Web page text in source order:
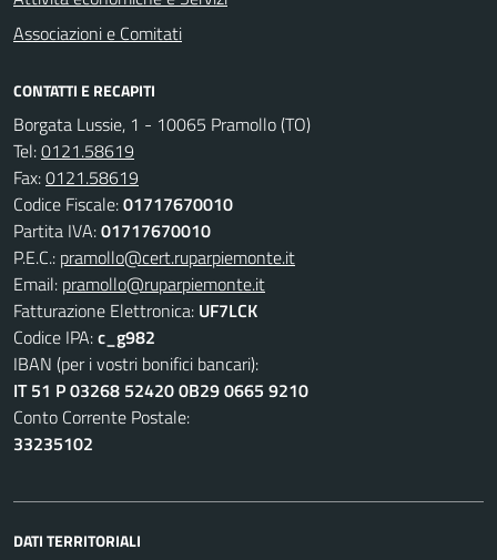
Associazioni e Comitati
CONTATTI E RECAPITI
Borgata Lussie, 1 - 10065 Pramollo (TO)
Tel:0121.58619
Fax:0121.58619
Codice Fiscale:01717670010
Partita IVA:01717670010
P.E.C.: pramollo@cert.ruparpiemonte.it
Email: pramollo@ruparpiemonte.it
Fatturazione Elettronica: UF7LCK
Codice IPA:c_g982
IBAN (per i vostri bonifici bancari):
IT 51 P 03268 52420 0B29 0665 9210
Conto Corrente Postale:
33235102
DATI TERRITORIALI